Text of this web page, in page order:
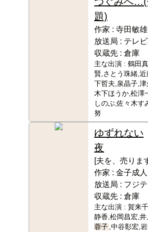
題)
作家 : 寺田敏雄
放送局 : テレ
収蔵先 : 倉庫
主な出演 : 鶴田
賢,さとう珠緒,
下哲夫,泉晶子,
木下ほうか,松澤
しのぶ,佐々木す
努
ゆずれない
夜
[夫を、売りま
作家 : 金子成人
放送局 : フジ
収蔵先 : 倉庫
主な出演 : 賀来
静香,松岡昌宏,
蓉子 ,中谷彰宏,